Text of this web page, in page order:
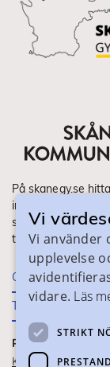
På skanegy.se
information om
som finns och hur
tillhandahålls av
Om webbplatsen
Tillgänglighet
PRAKTISK
Kontaktuppgifter
Vi
Vi använder
upplevelse
vidare. Läs
STRIKT